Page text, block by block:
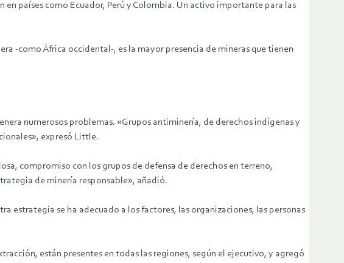
países como Ecuador, Perú y Colombia. Un activo importante para las
-como África occidental-, es la mayor presencia de mineras que tienen
numerosos problemas. «Grupos antiminería, de derechos indígenas y
expresó Little.
compromiso con los grupos de defensa de derechos en terreno,
de minería responsable», añadió.
estrategia se ha adecuado a los factores, las organizaciones, las personas
están presentes en todas las regiones, según el ejecutivo, y agregó